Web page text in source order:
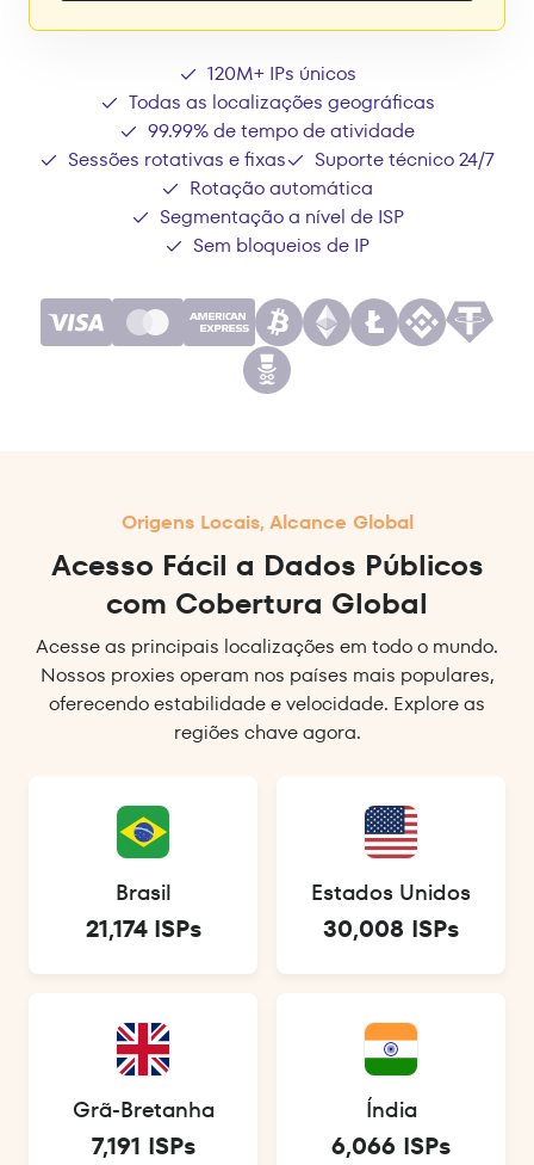
120M+ IPs únicos
Todas as localizações geográficas
99.99% de tempo de atividade
Sessões rotativas e fixas
Suporte técnico 24/7
Rotação automática
Segmentação a nível de ISP
Sem bloqueios de IP
Origens Locais, Alcance Global
Acesso Fácil a Dados Públicos
com Cobertura Global
Acesse as principais localizações em todo o mundo.
Nossos proxies operam nos países mais populares,
oferecendo estabilidade e velocidade. Explore as
regiões chave agora.
Brasil
21,174 ISPs
Estados Unidos
30,008 ISPs
Grã-Bretanha
7,191 ISPs
Índia
6,066 ISPs